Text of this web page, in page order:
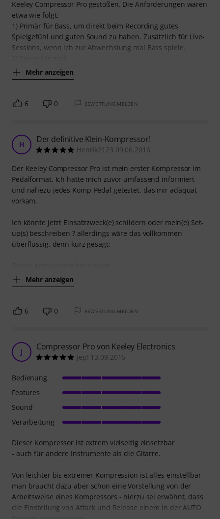
Keeley Compressor Pro gestoßen. Die Anforderungen waren
etwa wie folgt:
1) Primär für Bass, um direkt beim Recording gutes
Spielgefühl und guten Sound zu haben. Zusätzlich für Live-
Sessions, wenn ich zur Abwechslung mal Bass spiele.
Mehr anzeigen
6 0 BEWERTUNG MELDEN
H Der definitive Klein-Kompressor!
Henrik2123 09.06.2016
Der Keeley Compressor Pro ist mein erster Kompressor im
Pedalformat. Ich hatte mich zuvor umfassend informiert
und nahezu jedes Komp-Pedal getestet, das mir adäquat
vorkam.
Ich könnte jetzt Einsatzzweck(e) schildern oder mein(e) Set-
up(s) beschreiben ? allerdings wäre das vollkommen
überflüssig, denn kurz gesagt:
Mehr anzeigen
6 0 BEWERTUNG MELDEN
J Compressor Pro von Keeley Electronics
Jep! 13.09.2016
Dieser Kompressor ist extrem vielseitig einsetzbar
- auch für andere Instrumente als die Gitarre.
Von leichter bis extremer Kompression ist alles einstellbar -
man braucht dazu aber schon eine Vorstellung von der
Arbeitsweise eines Kompressors - hierzu sei erwähnt, dass
die Einstellung von Attack und Release einem in der AUTO
Bedienung
Features
Sound
Verarbeitung